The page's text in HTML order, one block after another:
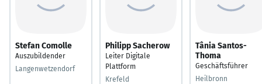
Stefan Comolle
Auszubildender
Langenwetzendorf
Philipp Sacherow
Leiter Digitale
Plattform
Krefeld
Tânia Santos-
Thoma
Geschäftsführer
Heilbronn